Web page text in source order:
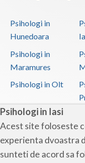
Psihologi in Iasi
Acest site foloseste
experienta dvoastra
sunteti de acord sa
Psihologi in
Hunedoara
Psihologi in
Maramures
Psihologi in Olt
Psihologi in Sibiu
Psihologi in Timis